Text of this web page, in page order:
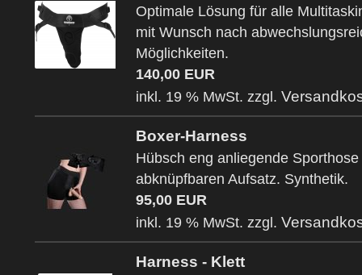
Optimale Lösung für alle
mit Wunsch nach
Möglichkeiten.
140,00 EUR
inkl. 19 % MwSt. zzgl.
Boxer-Harness
Hübsch eng anliegende Sporthose
abknüpfbaren Aufsatz. Synthetik.
95,00 EUR
inkl. 19 % MwSt. zzgl.
Harness - Klett